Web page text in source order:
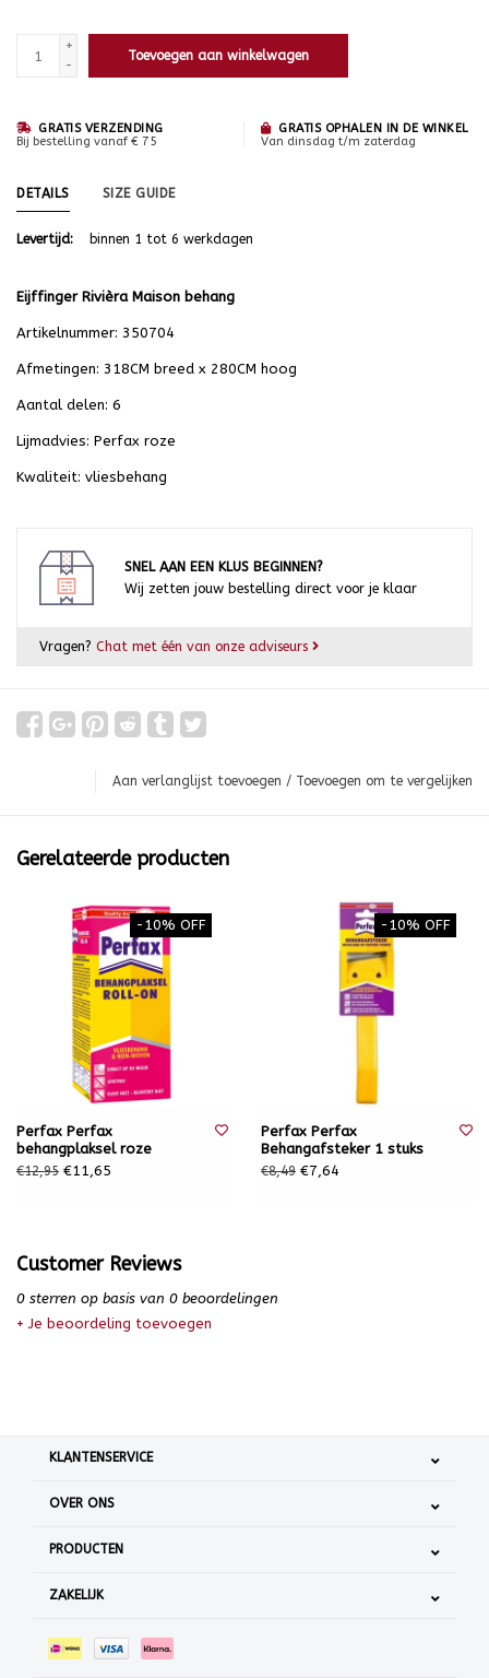
+
-
Toevoegen aan winkelwagen
GRATIS VERZENDING
Bij bestelling vanaf € 75
GRATIS OPHALEN IN DE WINKEL
Van dinsdag t/m zaterdag
DETAILS SIZE GUIDE
Levertijd: binnen 1 tot 6 werkdagen
Eijffinger Rivièra Maison behang
Artikelnummer: 350704
Afmetingen: 318CM breed x 280CM hoog
Aantal delen: 6
Lijmadvies: Perfax roze
Kwaliteit: vliesbehang
SNEL AAN EEN KLUS BEGINNEN?
Wij zetten jouw bestelling direct voor je klaar
Vragen? Chat met één van onze adviseurs
Aan verlanglijst toevoegen / Toevoegen om te vergelijken
Gerelateerde producten
-10% OFF
Perfax Perfax
behangplaksel roze
€12,95 €11,65
-10% OFF
Perfax Perfax
Behangafsteker 1 stuks
€8,49 €7,64
Customer Reviews
0 sterren op basis van 0 beoordelingen
+ Je beoordeling toevoegen
KLANTENSERVICE
OVER ONS
PRODUCTEN
ZAKELIJK